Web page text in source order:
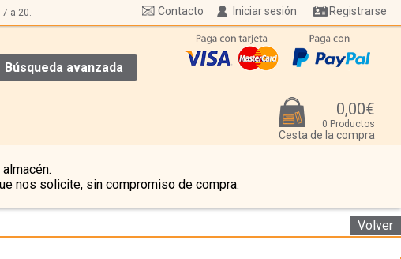
a 20. Iniciar sesión Registrarse
Contacto
Búsqueda avanzada
0,00€
0 Productos
Cesta de la compra
nos solicite, sin compromiso de compra.
Volver